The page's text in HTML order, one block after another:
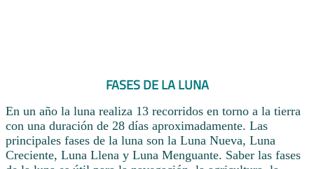
FASES DE LA LUNA
En un año la luna realiza 13 recorridos en torno a la tierra
con una duración de 28 días aproximadamente. Las
principales fases de la luna son la Luna Nueva, Luna
Creciente, Luna Llena y Luna Menguante. Saber las fases